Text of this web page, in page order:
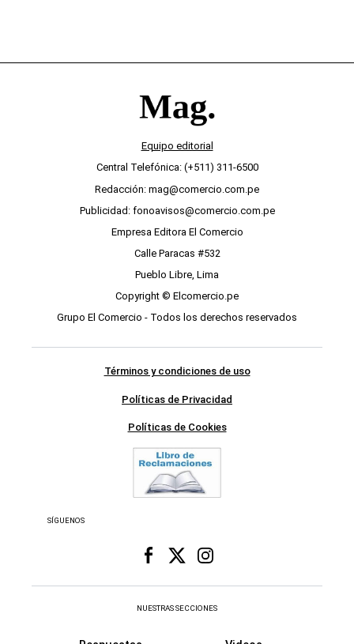
Equipo editorial
Central Telefónica: (+511) 311-6500
Redacción: mag@comercio.com.pe
Publicidad: fonoavisos@comercio.com.pe
Empresa Editora El Comercio
Calle Paracas #532
Pueblo Libre, Lima
Copyright © Elcomercio.pe
Grupo El Comercio - Todos los derechos reservados
Términos y condiciones de uso
Políticas de Privacidad
Políticas de Cookies
SÍGUENOS
NUESTRAS SECCIONES